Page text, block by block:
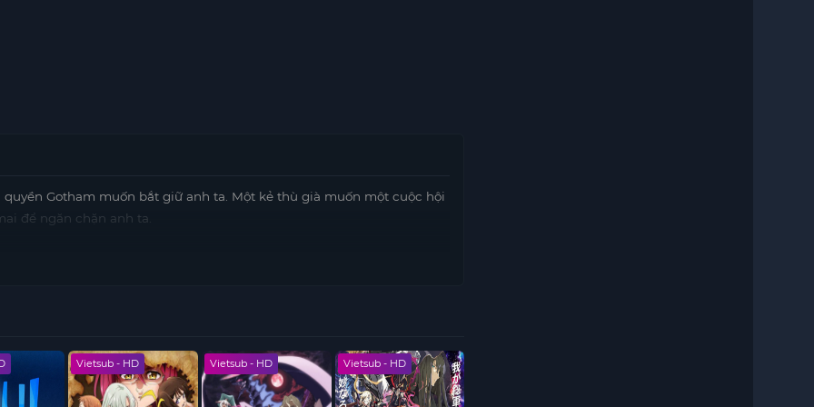
Gotham muốn bắt giữ anh ta. Một kẻ thù già muốn một cuộc hội
để ngăn chặn anh ta.
Vietsub - HD Vietsub - HD Vietsub - HD